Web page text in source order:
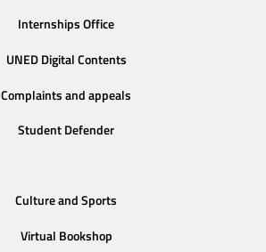
Internships Office
UNED Digital Contents
Complaints and appeals
Student Defender
Culture and Sports
Virtual Bookshop